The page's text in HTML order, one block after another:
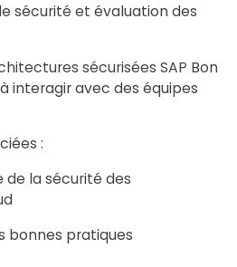
sécurité et évaluation des
sécurisées SAP Bon
interagir avec des équipes
:
la sécurité des
bonnes pratiques